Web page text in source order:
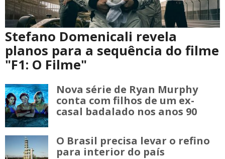
Stefano Domenicali revela
planos para a sequência do filme
"F1: O Filme"
Nova série de Ryan Murphy
conta com filhos de um ex-
casal badalado nos anos 90
O Brasil precisa levar o refino
para interior do país